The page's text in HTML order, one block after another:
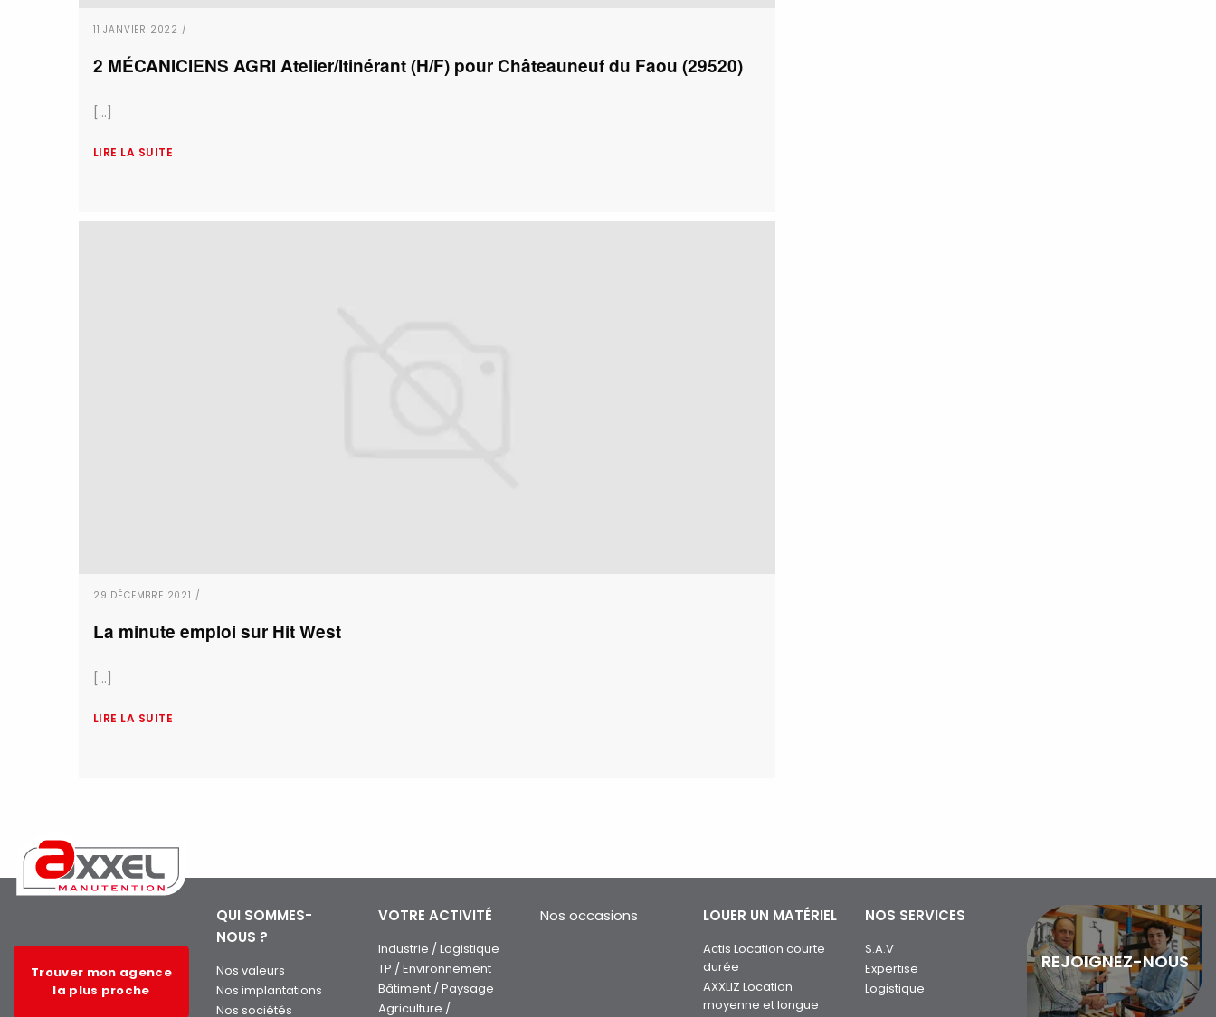
11 JANVIER 2022 /
2 MÉCANICIENS AGRI Atelier/Itinérant (H/F) pour Châteauneuf du Faou (29520)
[...]
LIRE LA SUITE
29 DÉCEMBRE 2021 /
La minute emploi sur Hit West
[...]
LIRE LA SUITE
Trouver mon agence
la plus proche
QUI SOMMES-
NOUS ?
Nos valeurs
Nos implantations
Nos sociétés
VOTRE ACTIVITÉ
Industrie / Logistique
TP / Environnement
Bâtiment / Paysage
Agriculture /
Nos occasions LOUER UN MATÉRIEL
Actis Location courte
durée
AXXLIZ Location
moyenne et longue
NOS SERVICES
S.A.V
Expertise
Logistique
REJOIGNEZ-NOUS